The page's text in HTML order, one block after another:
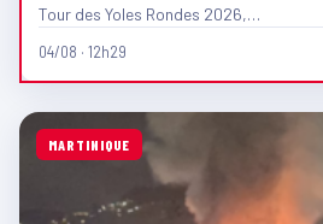
Tour des Yoles Rondes 2026,…
04/08 · 12h29
MARTINIQUE